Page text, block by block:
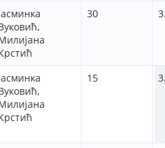
30
15